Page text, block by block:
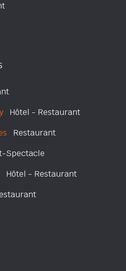
Hôtel - Restaurant
Restaurant
Spectacle
Hôtel - Restaurant